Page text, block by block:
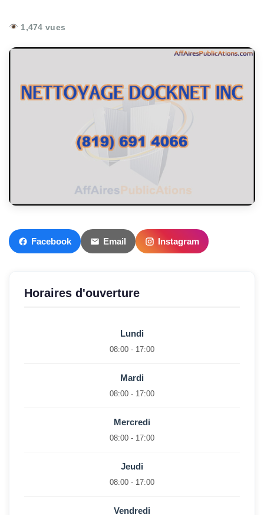
1,474 vues
Facebook Email Instagram
Horaires d'ouverture
Lundi
08:00 - 17:00
Mardi
08:00 - 17:00
Mercredi
08:00 - 17:00
Jeudi
08:00 - 17:00
Vendredi